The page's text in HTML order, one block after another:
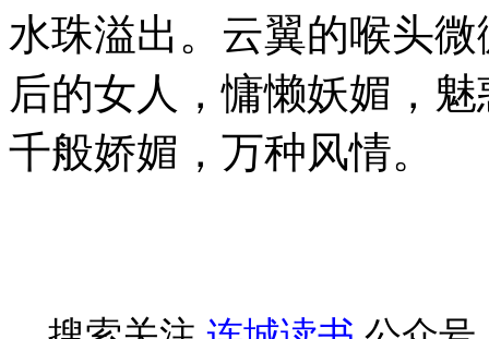
水珠溢出。云翼的喉头
后的女人，慵懒妖媚，
千般娇媚，万种风情。